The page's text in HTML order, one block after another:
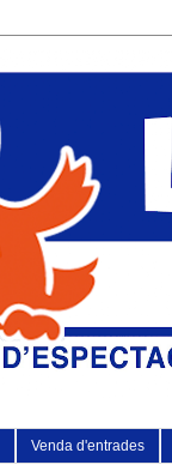
Venda d'entrades